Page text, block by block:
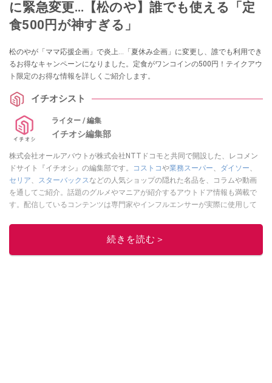
に緊急変更…【松のや】誰でも使える「定
食500円が神すぎる」
松のやが「ママ応援企画」で炎上…「夏休み企画」に変更し、誰でも利用でき
るお得なキャンペーンになりました。定食がワンコインの500円！テイクアウ
ト限定のお得な情報を詳しくご紹介します。
イチオシスト
ライター / 編集
イチオシ編集部
株式会社オールアバウトが株式会社NTTドコモと共同で開設した、レコメン
ドサイト『イチオシ』の編集部です。
コストコや業務スーパー、 ダイソー、
セリア、 スターバックスなどの人気ショップの隠れた名品を、コラムや動画
を通してご紹介。話題のグルメやマニアが紹介するアウトドア情報も満載で
す。配信しているコンテンツは専門家やインフルエンサーが実際に使用して
ニュースでフォロー
続きを読む＞